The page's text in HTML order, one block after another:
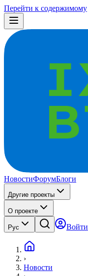
Перейти к содержимому
НовостиФорумБлоги
Другие проекты
О проекте
Рус Войти
›
Новости